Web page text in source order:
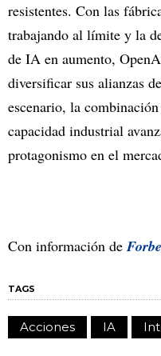
resistentes. Con las
trabajando al límite y la
de IA en aumento,
diversificar sus alianzas
escenario, la
capacidad industrial
protagonismo en el
Con información de
TAGS
Acciones IA